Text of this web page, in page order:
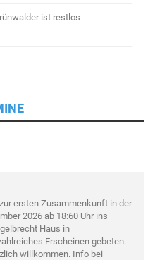
ist restlos
ersten Zusammenkunft in der
2026 ab 18:60 Uhr ins
Haus in
Erscheinen gebeten.
willkommen. Info bei